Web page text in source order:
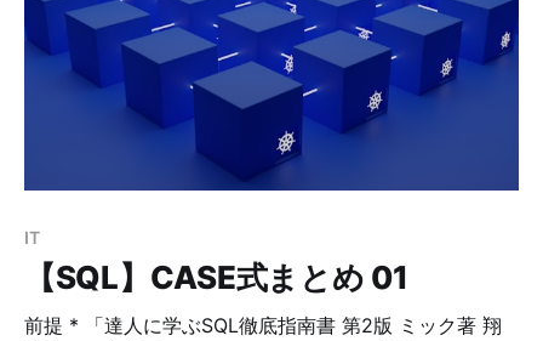
スタムイメージを作る (2) build 時に GitHub から
employees.sql等の必要なファイルをダウンロードし
ナ初回起動時に シェルスクリプト が自動実行され、
employees DB にサンプルデータが入る (4)
phpMyAdmin から中身を触って学習できる 2️. ディレク
トリ構成 まずは、専用ディレクトリを作ります： mkdir
IT
【SQL】CASE式まとめ 01
前提 * 「達人に学ぶSQL徹底指南書 第2版 ミック著 翔